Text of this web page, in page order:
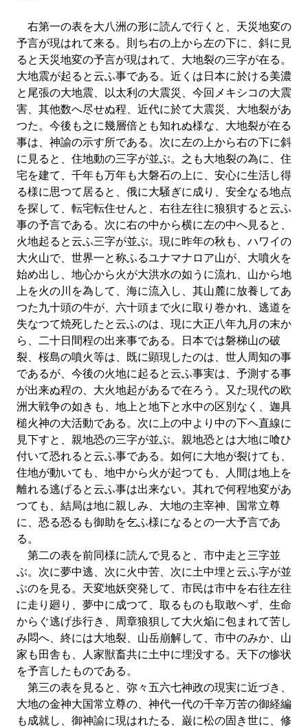
右第一の表を大八洲の形に読んで行くと、天災地変の
予言が現はれて来る。則ち右の上から左の下に、斜に見
ると天災地変の予言が現はれて、大地裂の三字が在る。
大地震が起ると云ふ事である。近くは日本に於ける美濃
と尾張の大地震、以太利の大震災、今回メキシコの大震
害、其他数へ尽せぬ程、近代に於て大震災、大地裂があ
つた。今後も之に幾層倍とも知れぬ様な、大地裂が在る
事は、神諭の示す所である。次に左の上から右の下に斜
に見ると、住地動の三字が並ぶ。之も大地裂の為に、住
宅を建て、千年も万年も大磐石の上に、安心に生活し得
る様に思つて居ると、俄に大騒ぎに成り、安全なる地点
を探して、転宅転住せんと、右往左往に狼狽すると云ふ
事の予言である。次に右の中から横に左の中へ見ると、
火地起ると云ふ三字が並ぶ。現に昨年の秋も、ハワイの
大火山で、世界一と称ふるユナマナロア山が、大噴火を
始め出し、地心から火が大洪水の如うに流れ、山から地
上を火の川を為して、海に流入し、其山麓に放養してあ
つた九十頭の牛が、六十頭まで火に取り巻かれ、逃道を
失なつて焼死したと云ふのは、現に大正八年九月の末か
ら、二十日間程の出来事である。日本では磐梯山の破
裂、桜島の噴火等は、既に顕現したのは、世人周知の事
であるが、今後の火地に起ると云ふ事実は、予測する事
が出来ぬ程の、大火地起があるで在ろう。又た現代の欧
洲大戦争の如きも、地上と地下と水中の区別なく、迦具
槌火神の大活動である。次に上の中より中の下ヘ直線に
見下すと、親地恐の三字が並ぶ。親地恐とは大地に喰ひ
付いて恐れると云ふ事である。如何に大地が裂けても、
住地が動いても、地中から火が起つても、人間は地上を
離れる逃げると云ふ事は出来ない。其れで何程地変があ
つても、結局は地に親しみ、大地の主宰神、国常立尊
に、恐る恐るも御助を乞ふ様になるとの一大予言であ
る。
第二の表を前同様に読んで見ると、市中走と三字並
ぶ。次に夢中逃、次に火中苦、次に土中埋と云ふ字が並
ぶのを見る。天変地妖突発して、市民は市中を右往左往
に走り廻り、夢中に成つて、取るものも取敢ヘず、生命
からぐ逃げ歩行き、周章狼狽して大火焔に包まれて苦し
み悶へ、終には大地裂、山岳崩解して、市中のみか、山
家も田舎も、人家獣畜共に土中に埋没する。天下の惨状
を予言したものである。
第三の表を見ると、弥々五六七神政の現実に近づき、
大地の金神大国常立尊の、神代一代の千辛万苦の御経編
も成就し、御神諭に現はれたる、巌に松の固き世に、修